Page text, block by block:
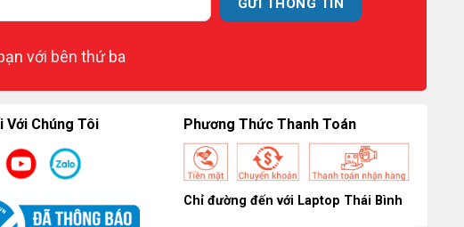
với bên thứ ba
Với Chúng Tôi Phương Thức Thanh Toán
Chỉ đường đến với Laptop Thái Bình